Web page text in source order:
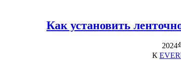
Как установить
2024
К